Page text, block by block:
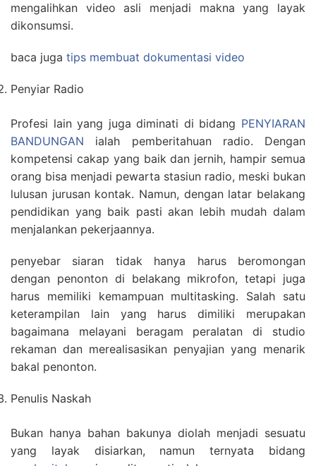
mengalihkan video asli menjadi makna yang layak
dikonsumsi.
baca juga tips membuat dokumentasi video
Penyiar Radio
Profesi lain yang juga diminati di bidang PENYIARAN
BANDUNGAN ialah pemberitahuan radio. Dengan
kompetensi cakap yang baik dan jernih, hampir semua
orang bisa menjadi pewarta stasiun radio, meski bukan
lulusan jurusan kontak. Namun, dengan latar belakang
pendidikan yang baik pasti akan lebih mudah dalam
menjalankan pekerjaannya.
penyebar siaran tidak hanya harus beromongan
dengan penonton di belakang mikrofon, tetapi juga
harus memiliki kemampuan multitasking. Salah satu
keterampilan lain yang harus dimiliki merupakan
bagaimana melayani beragam peralatan di studio
rekaman dan merealisasikan penyajian yang menarik
bakal penonton.
Penulis Naskah
Bukan hanya bahan bakunya diolah menjadi sesuatu
yang layak disiarkan, namun ternyata bidang